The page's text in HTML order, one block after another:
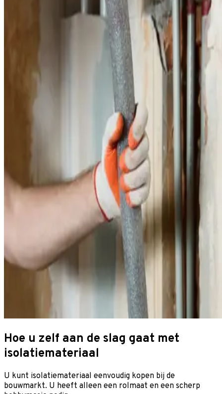
Hoe u zelf aan de slag gaat met
isolatiemateriaal
U kunt isolatiemateriaal eenvoudig kopen bij de
bouwmarkt. U heeft alleen een rolmaat en een scherp